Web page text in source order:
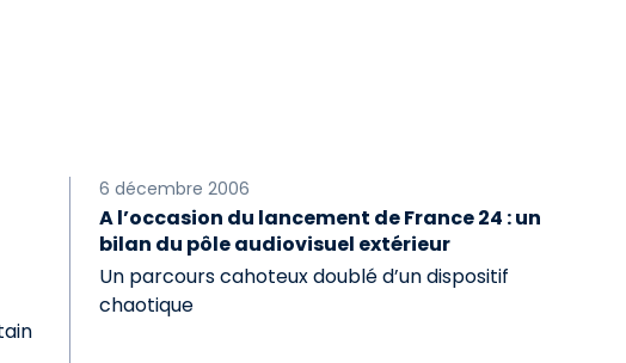
6 décembre 2006
A l’occasion du lancement de France 24 : un
bilan du pôle audiovisuel extérieur
Un parcours cahoteux doublé d’un dispositif
chaotique